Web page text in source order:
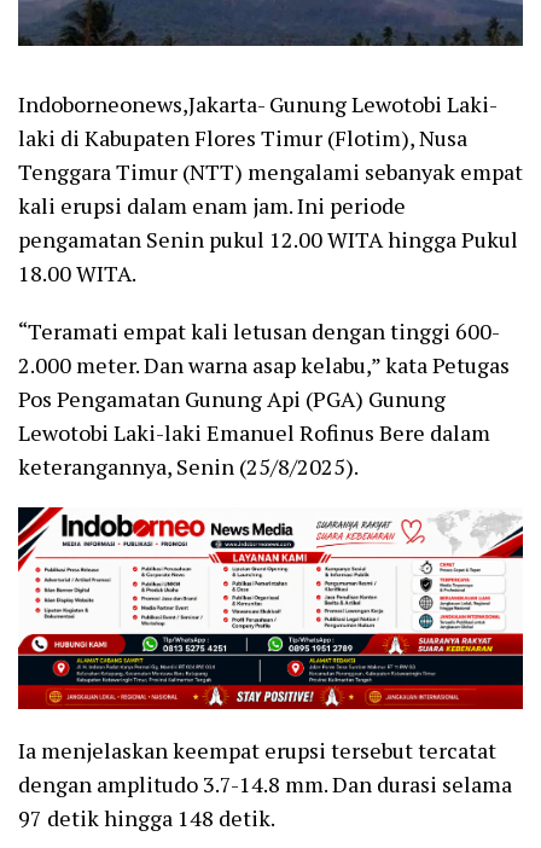
Indoborneonews,Jakarta- Gunung Lewotobi Laki-
laki di Kabupaten Flores Timur (Flotim), Nusa
Tenggara Timur (NTT) mengalami sebanyak empat
kali erupsi dalam enam jam. Ini periode
pengamatan Senin pukul 12.00 WITA hingga Pukul
18.00 WITA.
“Teramati empat kali letusan dengan tinggi 600-
2.000 meter. Dan warna asap kelabu,” kata Petugas
Pos Pengamatan Gunung Api (PGA) Gunung
Lewotobi Laki-laki Emanuel Rofinus Bere dalam
keterangannya, Senin (25/8/2025).
Ia menjelaskan keempat erupsi tersebut tercatat
dengan amplitudo 3.7-14.8 mm. Dan durasi selama
97 detik hingga 148 detik.